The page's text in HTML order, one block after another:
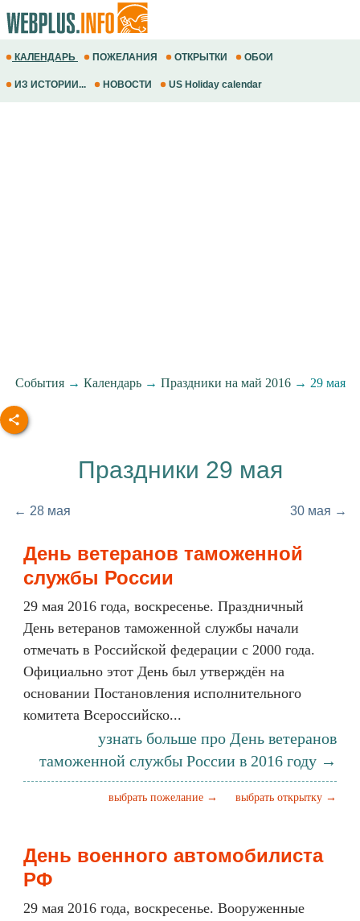
КАЛЕНДАРЬ ПОЖЕЛАНИЯ ОТКРЫТКИ ОБОИ
ИЗ ИСТОРИИ... НОВОСТИ US Holiday calendar
События→ Календарь→ Праздники на май 2016→ 29 мая
Праздники 29 мая
← 28 мая 30 мая →
День ветеранов таможенной
службы России
29 мая 2016 года, воскресенье. Праздничный
День ветеранов таможенной службы начали
отмечать в Российской федерации с 2000 года.
Официально этот День был утверждён на
основании Постановления исполнительного
комитета Всероссийско...
узнать больше про День ветеранов
таможенной службы России в 2016 году →
выбрать открытку →
выбрать пожелание →
День военного автомобилиста
РФ
29 мая 2016 года, воскресенье. Вооруженные